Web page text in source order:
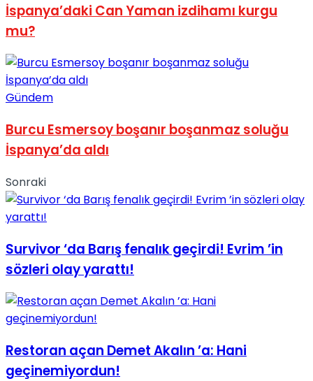
İspanya’daki Can Yaman izdihamı kurgu
mu?
Gündem
Burcu Esmersoy boşanır boşanmaz soluğu
İspanya’da aldı
Sonraki
Survivor ‘da Barış fenalık geçirdi! Evrim ’in
sözleri olay yarattı!
Restoran açan Demet Akalın ’a: Hani
geçinemiyordun!